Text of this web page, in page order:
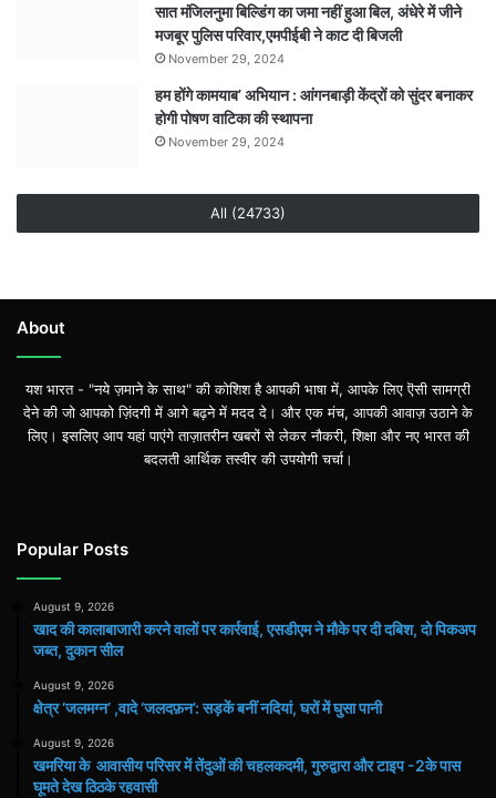
सात मंजिलनुमा बिल्डिंग का जमा नहीं हुआ बिल, अंधेरे में जीने
मजबूर पुलिस परिवार,एमपीईबी ने काट दी बिजली
November 29, 2024
हम होंगे कामयाब’ अभियान : आंगनबाड़ी केंद्रों को सुंदर बनाकर
होगी पोषण वाटिका की स्थापना
November 29, 2024
All (24733)
About
यश भारत - "नये ज़माने के साथ" की कोशिश है आपकी भाषा में, आपके लिए ऎसी सामग्री
देने की जो आपको ज़िंदगी में आगे बढ़ने में मदद दे। और एक मंच, आपकी आवाज़ उठाने के
लिए। इसलिए आप यहां पाएंगे ताज़ातरीन खबरों से लेकर नौकरी, शिक्षा और नए भारत की
बदलती आर्थिक तस्वीर की उपयोगी चर्चा।
Popular Posts
August 9, 2026
खाद की कालाबाजारी करने वालों पर कार्रवाई, एसडीएम ने मौके पर दी दबिश, दो पिकअप
जब्त, दुकान सील
August 9, 2026
क्षेत्र ‘जलमग्न’ ,वादे ‘जलदफ़न’: सड़कें बनीं नदियां, घरों में घुसा पानी
August 9, 2026
खमरिया के आवासीय परिसर में तेंदुओं की चहलकदमी, गुरुद्वारा और टाइप -2के पास
घूमते देख ठिठके रहवासी